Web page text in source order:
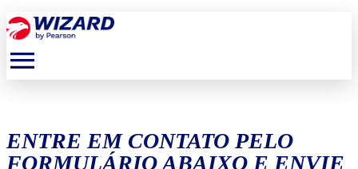
menu
ENTRE EM CONTATO PELO
FORMULÁRIO ABAIXO E ENVIE